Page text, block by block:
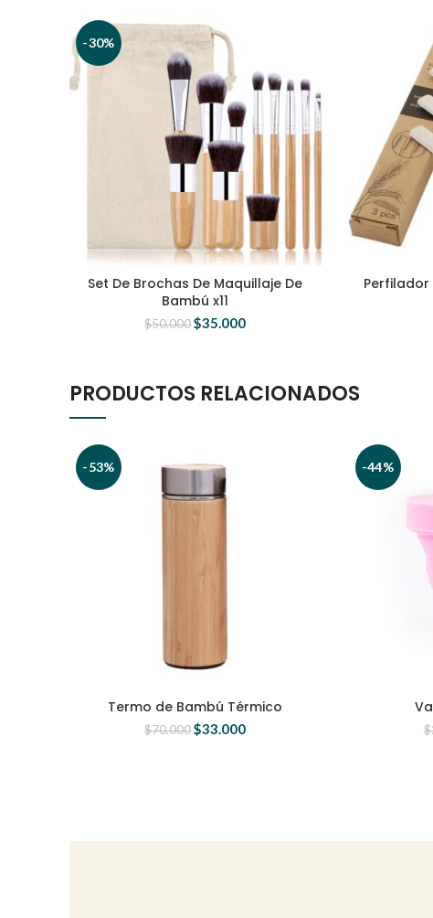
-30%
Set De Brochas De Maquillaje De
Bambú x11
$50.000 $35.000
Perfilador
PRODUCTOS RELACIONADOS
-53%
Termo de Bambú Térmico
$70.000 $33.000
-44%
$